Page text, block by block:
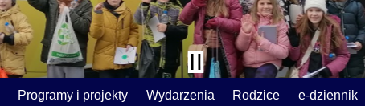
Programy i projekty Wydarzenia Rodzice e-dziennik